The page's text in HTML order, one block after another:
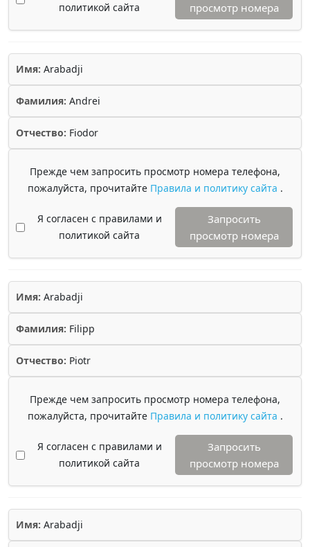
политикой сайта
просмотр номера
Имя: Arabadji
Фамилия: Andrei
Отчество: Fiodor
Прежде чем запросить просмотр номера телефона,
пожалуйста, прочитайте Правила и политику сайта .
Я согласен с правилами и
политикой сайта
Запросить
просмотр номера
Имя: Arabadji
Фамилия: Filipp
Отчество: Piotr
Прежде чем запросить просмотр номера телефона,
пожалуйста, прочитайте Правила и политику сайта .
Я согласен с правилами и
политикой сайта
Запросить
просмотр номера
Имя: Arabadji